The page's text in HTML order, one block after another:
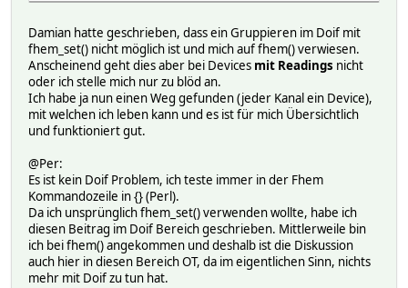
Damian hatte geschrieben, dass ein Gruppieren im Doif mit
fhem_set() nicht möglich ist und mich auf fhem() verwiesen.
Anscheinend geht dies aber bei Devices mit Readings nicht
oder ich stelle mich nur zu blöd an.
Ich habe ja nun einen Weg gefunden (jeder Kanal ein Device),
mit welchen ich leben kann und es ist für mich Übersichtlich
und funktioniert gut.
@Per:
Es ist kein Doif Problem, ich teste immer in der Fhem
Kommandozeile in {} (Perl).
Da ich unsprünglich fhem_set() verwenden wollte, habe ich
diesen Beitrag im Doif Bereich geschrieben. Mittlerweile bin
ich bei fhem() angekommen und deshalb ist die Diskussion
auch hier in diesen Bereich OT, da im eigentlichen Sinn, nichts
mehr mit Doif zu tun hat.